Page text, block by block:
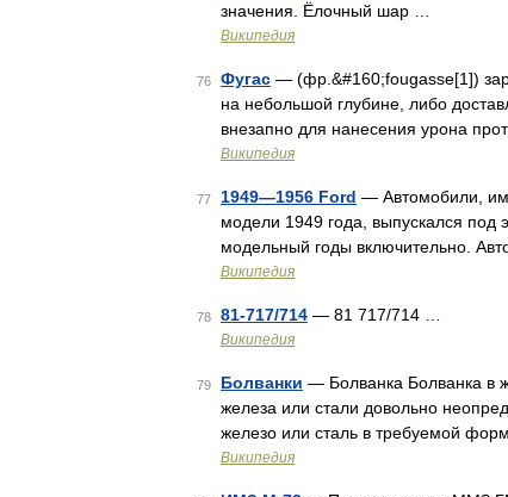
значения. Ёлочный шар …
Википедия
76 Фугас — (фр.&#160;fougasse[1])
на небольшой глубине, либо
внезапно для нанесения урона
Википедия
77 1949—1956 Ford — Автомобили,
модели 1949 года, выпускался
модельный годы включительно.
Википедия
78 81-717/714 — 81 717/714 …
Википедия
79 Болванки — Болванка Болванка в
железа или стали довольно
железо или сталь в требуемой
Википедия